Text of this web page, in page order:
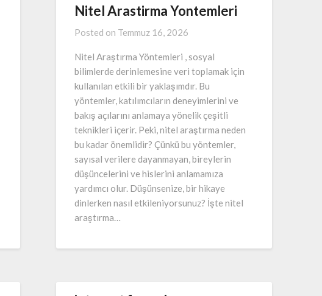
Nitel Arastirma Yontemleri
Posted on Temmuz 16, 2026
Nitel Araştırma Yöntemleri , sosyal
bilimlerde derinlemesine veri toplamak için
kullanılan etkili bir yaklaşımdır. Bu
yöntemler, katılımcıların deneyimlerini ve
bakış açılarını anlamaya yönelik çeşitli
teknikleri içerir. Peki, nitel araştırma neden
bu kadar önemlidir? Çünkü bu yöntemler,
sayısal verilere dayanmayan, bireylerin
düşüncelerini ve hislerini anlamamıza
yardımcı olur. Düşünsenize, bir hikaye
dinlerken nasıl etkileniyorsunuz? İşte nitel
araştırma…